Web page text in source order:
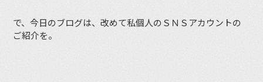
で、今日のブログは、改めて私個人のＳＮＳアカウントの
ご紹介を。